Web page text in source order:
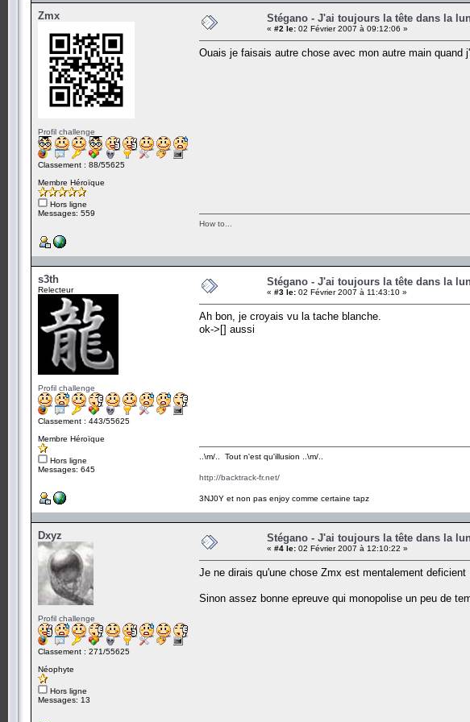
Zmx
Profil challenge
Classement : 88/55625
Membre Héroïque
Hors ligne
Messages: 559
Stégano - J'ai toujours la tête dans la
« #2 le: 02 Février 2007 à 09:12:06 »
Ouais je faisais autre chose avec mon autre main
How to...
s3th
Relecteur
Profil challenge
Classement : 443/55625
Membre Héroïque
Hors ligne
Messages: 645
Stégano - J'ai toujours la tête dans la
« #3 le: 02 Février 2007 à 11:43:10 »
Ah bon, je croyais vu la tache blanche.
ok->[] aussi
..\m/.. Tout n'est qu'illusion ..\m/..
http://backtrack-fr.net/
3NJ0Y et non pas enjoy comme certaine tapz
Dxyz
Profil challenge
Classement : 271/55625
Néophyte
Hors ligne
Messages: 13
Stégano - J'ai toujours la tête dans la
« #4 le: 02 Février 2007 à 12:10:22 »
Je ne dirais qu'une chose Zmx est mentalement deficient
Sinon assez bonne epreuve qui monopolise un peu de